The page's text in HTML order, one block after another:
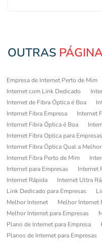
OUTRAS
Empresa de Internet Perto de Mim
Internet com Link Dedicado
Internet de Fibra Óptica é Boa
Internet Fibra Empresa
Internet
Internet Fibra Óptica é Boa
Internet Fibra Optica para Empresas
Internet Fibra Óptica Qual a Melhor
Internet Fibra Perto de Mim
Internet para Empresas
Internet
Internet Rápida
Internet Ultra
Link Dedicado para Empresas
Melhor Internet
Melhor Internet
Melhor Internet para Empresas
Plano de Internet para Empresa
Planos de Internet para Empresas